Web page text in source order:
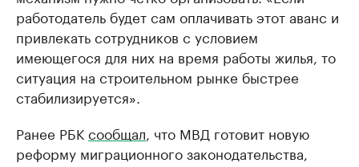
работодатель будет сам оплачивать этот аванс и
привлекать сотрудников с условием
имеющегося для них на время работы жилья, то
ситуация на строительном рынке быстрее
стабилизируется».
Ранее РБКсообщал , что МВД готовит новую
реформу миграционного законодательства,